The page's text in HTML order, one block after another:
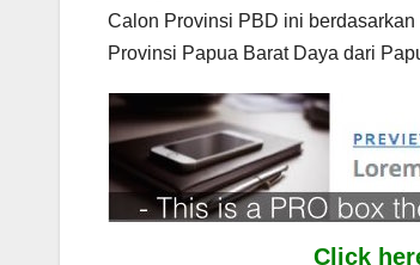
Calon Provinsi PBD ini
Provinsi Papua Barat Daya dari
Click